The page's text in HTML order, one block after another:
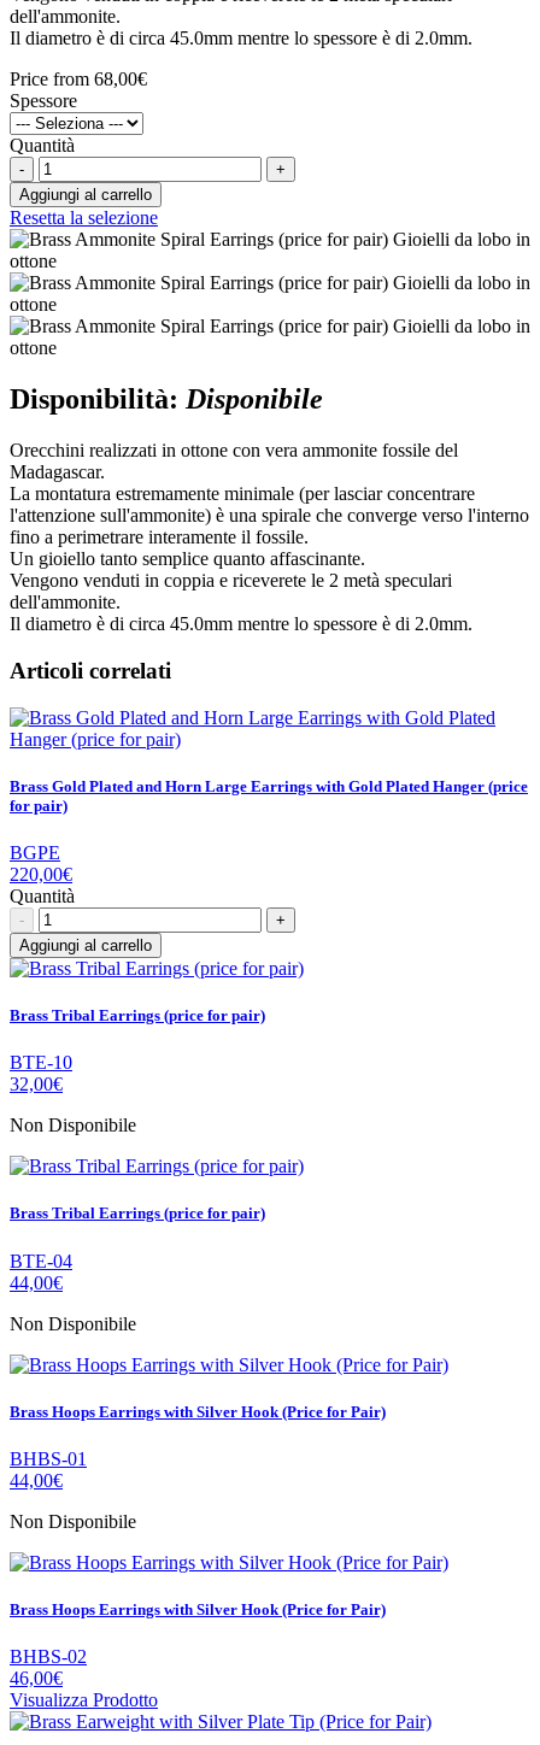
dell'ammonite.
Il diametro è di circa 45.0mm mentre lo spessore è di 2.0mm.
Price from 68,00€
Spessore
Quantità
-
+
Aggiungi al carrello
Resetta la selezione
Disponibilità: Disponibile
Orecchini realizzati in ottone con vera ammonite fossile del
Madagascar.
La montatura estremamente minimale (per lasciar concentrare
l'attenzione sull'ammonite) è una spirale che converge verso l'interno
fino a perimetrare interamente il fossile.
Un gioiello tanto semplice quanto affascinante.
Vengono venduti in coppia e riceverete le 2 metà speculari
dell'ammonite.
Il diametro è di circa 45.0mm mentre lo spessore è di 2.0mm.
Articoli correlati
Brass Gold Plated and Horn Large Earrings with Gold Plated Hanger (price
for pair)
BGPE
220,00€
Quantità
-
+
Aggiungi al carrello
Brass Tribal Earrings (price for pair)
BTE-10
32,00€
Non Disponibile
Brass Tribal Earrings (price for pair)
BTE-04
44,00€
Non Disponibile
Brass Hoops Earrings with Silver Hook (Price for Pair)
BHBS-01
44,00€
Non Disponibile
Brass Hoops Earrings with Silver Hook (Price for Pair)
BHBS-02
46,00€
Visualizza Prodotto